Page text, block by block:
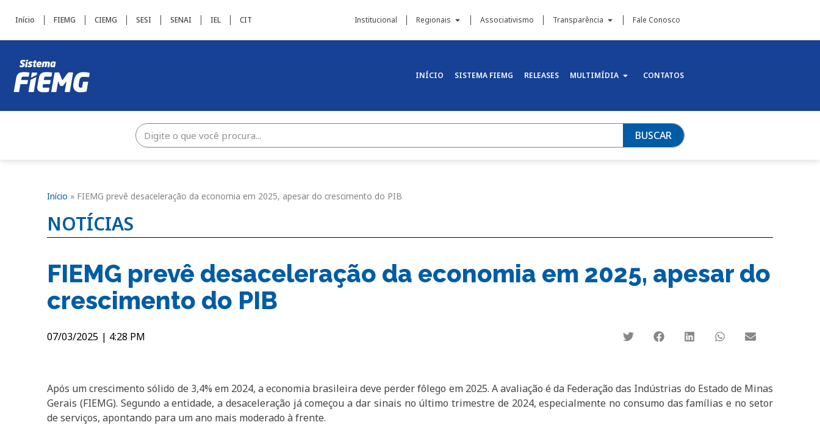
Início FIEMG CIEMG SESI SENAI IEL CIT Institucional Regionais Associativismo Transparência Fale Conosco
INÍCIO SISTEMA FIEMG RELEASES MULTIMÍDIA CONTATOS
BUSCAR
Início » FIEMG prevê desaceleração da economia em 2025, apesar do crescimento do PIB
NOTÍCIAS
FIEMG prevê desaceleração da economia em 2025, apesar do
crescimento do PIB
07/03/2025 | 4:28 PM
Após um crescimento sólido de 3,4% em 2024, a economia brasileira deve perder fôlego em 2025. A avaliação é da Federação das Indústrias do Estado de Minas
Gerais (FIEMG). Segundo a entidade, a desaceleração já começou a dar sinais no último trimestre de 2024, especialmente no consumo das famílias e no setor
de serviços, apontando para um ano mais moderado à frente.